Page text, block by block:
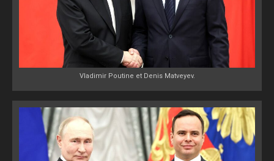
Vladimir Poutine et Denis Matveyev.